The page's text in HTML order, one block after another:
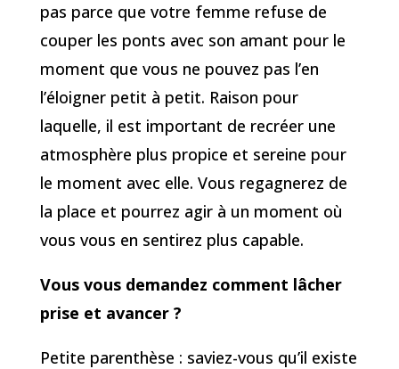
pas parce que votre femme refuse de
couper les ponts avec son amant pour le
moment que vous ne pouvez pas l’en
l’éloigner petit à petit. Raison pour
laquelle, il est important de recréer une
atmosphère plus propice et sereine pour
le moment avec elle. Vous regagnerez de
la place et pourrez agir à un moment où
vous vous en sentirez plus capable.
Vous vous demandez comment lâcher
prise et avancer ?
Petite parenthèse : saviez-vous qu’il existe